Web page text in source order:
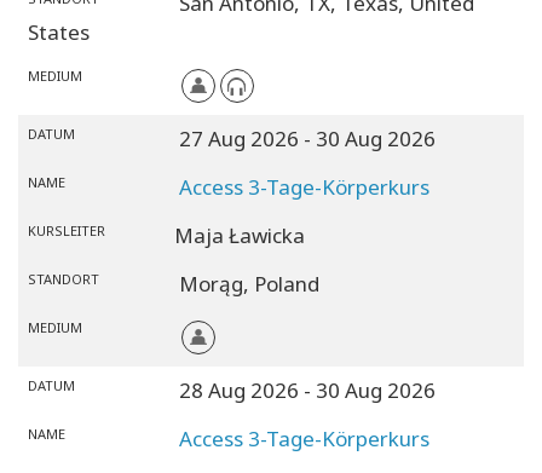
States
MEDIUM
DATUM 27 Aug 2026 - 30 Aug 2026
NAME Access 3-Tage-Körperkurs
KURSLEITER Maja Ławicka
STANDORT Morąg, Poland
MEDIUM
DATUM 28 Aug 2026 - 30 Aug 2026
NAME Access 3-Tage-Körperkurs